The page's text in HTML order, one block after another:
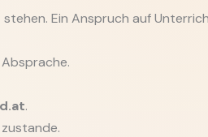
stehen. Ein Anspruch auf
.